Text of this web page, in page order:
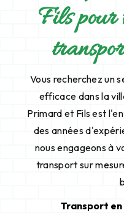
Fils pour
Vous recherchez un
efficace dans la
Primard et Fils est
des années
nous engageons à
transport sur
Transport en